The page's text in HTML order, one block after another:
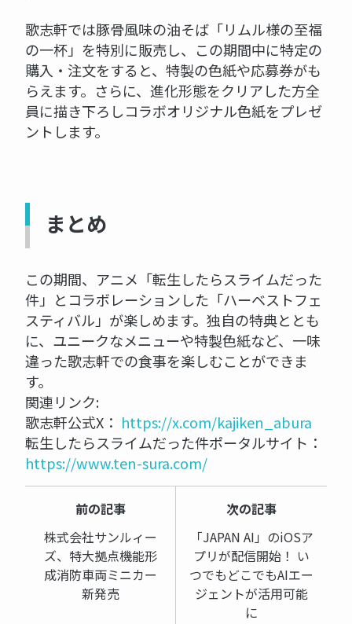
歌志軒では豚骨風味の油そば「リムル様の至福
の一杯」を特別に販売し、この期間中に特定の
購入・注文をすると、特製の色紙や応募券がも
らえます。さらに、進化形態をクリアした方全
員に描き下ろしコラボオリジナル色紙をプレゼ
ントします。
まとめ
この期間、アニメ「転生したらスライムだった
件」とコラボレーションした「ハーベストフェ
スティバル」が楽しめます。独自の特典ととも
に、ユニークなメニューや特製色紙など、一味
違った歌志軒での食事を楽しむことができま
す。
関連リンク:
歌志軒公式X： https://x.com/kajiken_abura
転生したらスライムだった件ポータルサイト：
https://www.ten-sura.com/
前の記事
株式会社サンルィー
ズ、特大拠点機能形
成消防車両ミニカー
新発売
次の記事
「JAPAN AI」のiOSア
プリが配信開始！ い
つでもどこでもAIエー
ジェントが活用可能
に